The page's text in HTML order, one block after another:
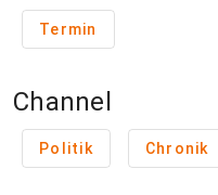
Termin
Channel
Politik Chronik